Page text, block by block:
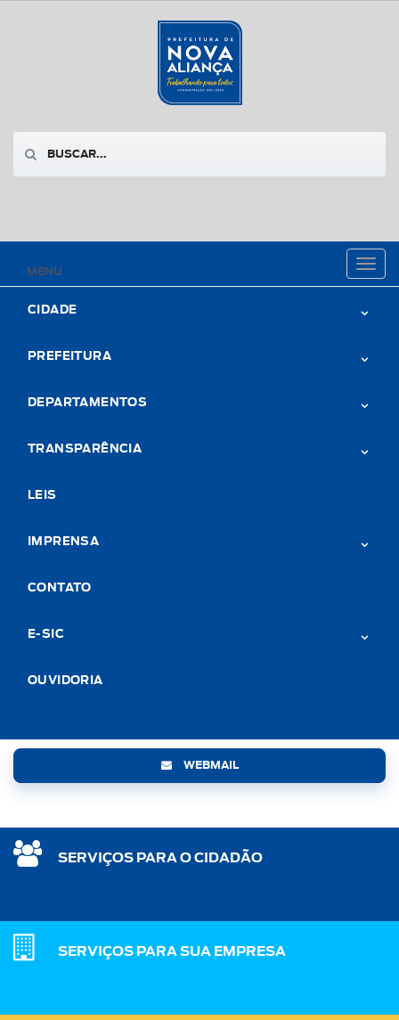
MENU
Toggle
CIDADE
PREFEITURA
DEPARTAMENTOS
TRANSPARÊNCIA
LEIS
IMPRENSA
CONTATO
E-SIC
OUVIDORIA
WEBMAIL
SERVIÇOS PARA O CIDADÃO
SERVIÇOS PARA SUA EMPRESA